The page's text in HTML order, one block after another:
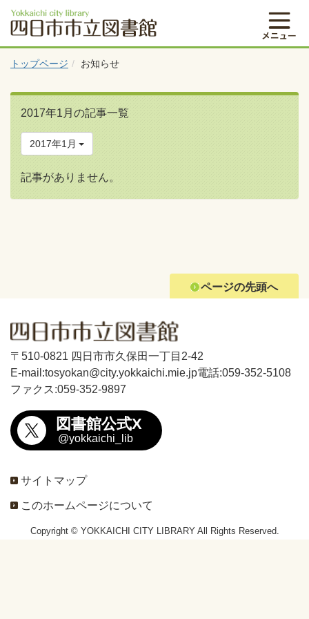
トップページ お知らせ
2017年1月の記事一覧
2017年1月
記事がありません。
ページの先頭へ
〒510-0821 四日市市久保田一丁目2-42
E-mail:tosyokan@city.yokkaichi.mie.jp電話:059-352-5108
ファクス:059-352-9897
図書館公式X
@yokkaichi_lib
サイトマップ
このホームページについて
Copyright © YOKKAICHI CITY LIBRARY All Rights Reserved.